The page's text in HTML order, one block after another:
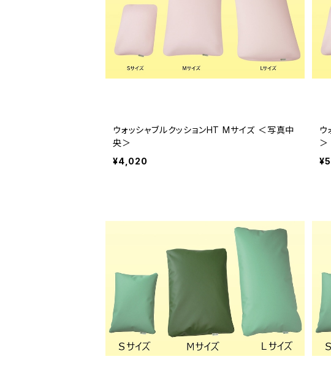
ウォッシャブルクッションHT Mサイズ ＜写真中
央＞
¥4,020
ウ
＞